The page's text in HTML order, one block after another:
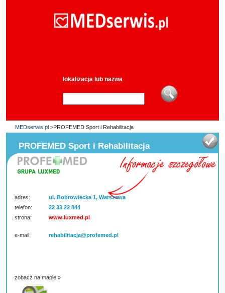
lokalizacja lub nazwa
MEDserwis.pl >PROFEMED Sport i Rehabilitacja
PROFEMED Sport i Rehabilitacja
adres:
ul. Bobrowiecka 1, Warszawa
telefon:
22 33 22 844
strona:
www.luxmed.pl
e-mail: rehabilitacja@profemed.pl
zobacz na mapie »